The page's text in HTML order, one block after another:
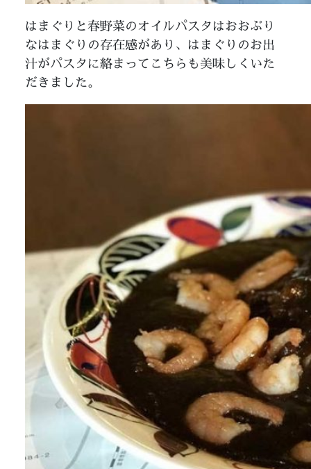
はまぐりと春野菜のオイルパスタはおおぶり
なはまぐりの存在感があり、はまぐりのお出
汁がパスタに絡まってこちらも美味しくいた
だきました。